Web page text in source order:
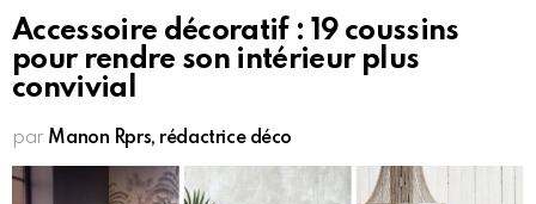
Accessoire décoratif : 19 coussins
pour rendre son intérieur plus
convivial
par Manon Rprs, rédactrice déco